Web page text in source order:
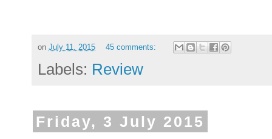
on July 11, 2015 45 comments:
Labels: Review
Friday, 3 July 2015